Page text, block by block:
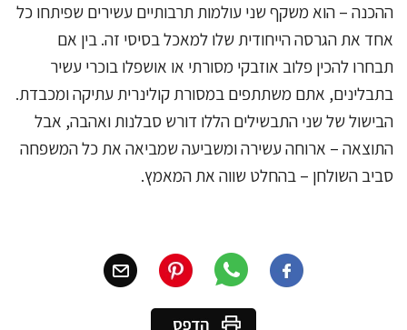
ההכנה – הוא משקף שני עולמות תרבותיים עשירים שפיתחו כל
אחד את הגרסה הייחודית שלו למאכל בסיסי זה. בין אם
תבחרו להכין פלוב אוזבקי מסורתי או אושפלו בוכרי עשיר
בתבלינים, אתם משתתפים במסורת קולינרית עתיקה ומכבדת.
הבישול של שני התבשילים הללו דורש סבלנות ואהבה, אבל
התוצאה – ארוחה עשירה ומשביעה שמביאה את כל המשפחה
סביב השולחן – בהחלט שווה את המאמץ.